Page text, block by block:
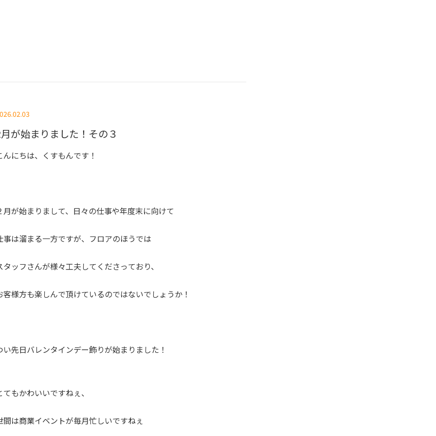
が始まりました！その３
んにちは、くすもんです！
月が始まりまして、日々の仕事や年度末に向けて
事は溜まる一方ですが、フロアのほうでは
タッフさんが様々工夫してくださっており、
客様方も楽しんで頂けているのではないでしょうか！
い先日バレンタインデー飾りが始まりました！
てもかわいいですねぇ、
間は商業イベントが毎月忙しいですねぇ